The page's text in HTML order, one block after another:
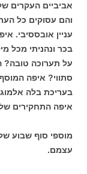
אביביים העקרים
והם עסוקים כל
עניין אובססיבי.
בכר ונהניתי מכל
על תערוכה טובה?
סתווי? איפה
בעריכת בלה
איפה התחקירים
מוספי סוף שבוע
עצמם.